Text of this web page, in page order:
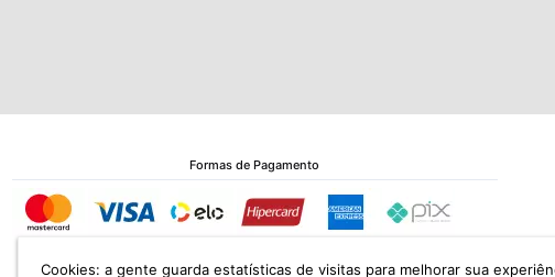
Cookies: a gente guarda estatísticas de visitas para melhorar sua
Formas de Pagamento